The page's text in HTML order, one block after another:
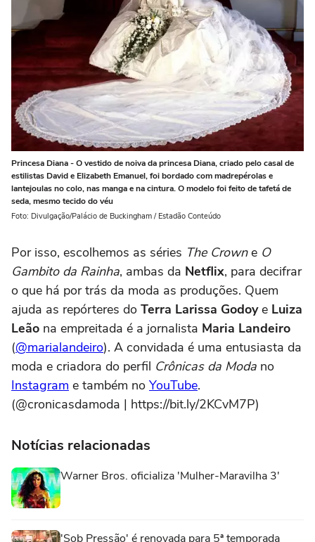
Princesa Diana - O vestido de noiva da princesa Diana, criado pelo casal de
estilistas David e Elizabeth Emanuel, foi bordado com madrepérolas e
lantejoulas no colo, nas manga e na cintura. O modelo foi feito de tafetá de
seda, mesmo tecido do véu
Foto: Divulgação/Palácio de Buckingham / Estadão Conteúdo
Por isso, escolhemos as séries The Crowne O
Gambito da Rainha, ambas da Netflix, para decifrar
o que há por trás da moda as produções. Quem
ajuda as repórteres do Terra Larissa Godoye Luiza
Leão na empreitada é a jornalista Maria Landeiro
(@marialandeiro). A convidada é uma entusiasta da
moda e criadora do perfil Crônicas da Moda no
Instagram e também no YouTube.
(@cronicasdamoda | https://bit.ly/2KCvM7P)
Notícias relacionadas
Warner Bros. oficializa 'Mulher-Maravilha 3'
'Sob Pressão' é renovada para 5ª temporada